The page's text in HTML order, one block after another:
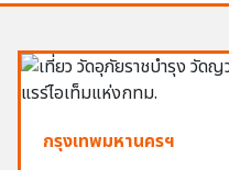
กรุงเทพมหานครฯ